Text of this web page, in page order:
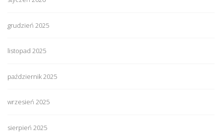
grudzień 2025
listopad 2025
październik 2025
wrzesień 2025
sierpień 2025